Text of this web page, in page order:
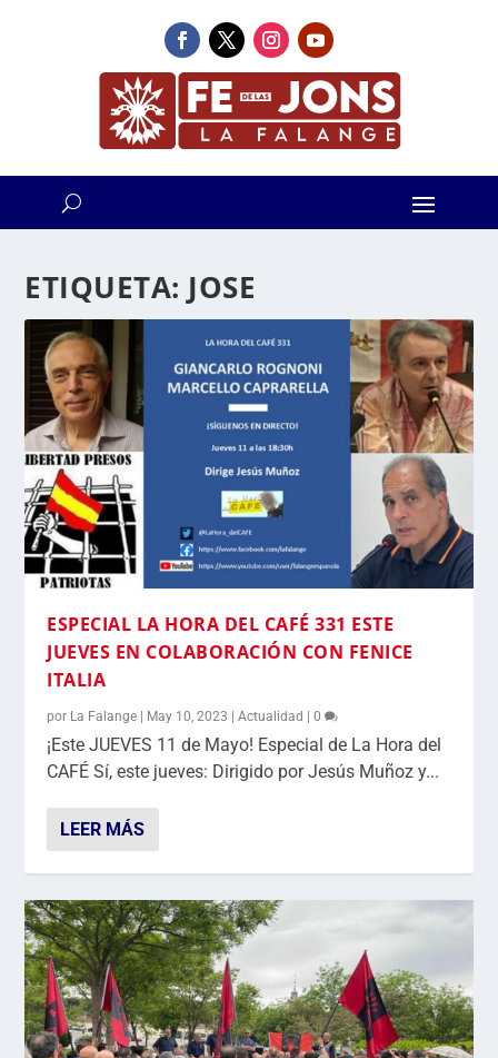
ETIQUETA: JOSE
ESPECIAL LA HORA DEL CAFÉ 331 ESTE
JUEVES EN COLABORACIÓN CON FENICE
ITALIA
por La Falange | May 10, 2023 |Actualidad |0
¡Este JUEVES 11 de Mayo! Especial de La Hora del
CAFÉ Sí, este jueves: Dirigido por Jesús Muñoz y...
LEER MÁS